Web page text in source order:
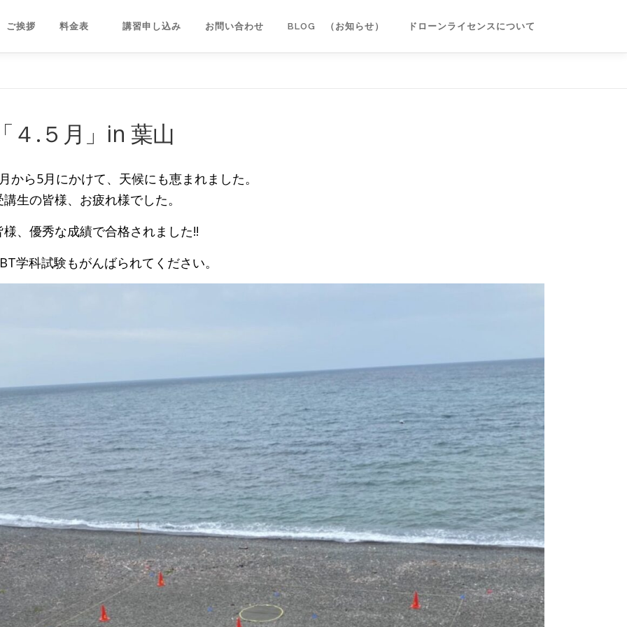
ご挨拶 料金表 講習申し込み お問い合わせ BLOG （お知らせ） ドローンライセンスについて
４.５月」in 葉山
から5月にかけて、天候にも恵まれました。
講生の皆様、お疲れ様でした。
様、優秀な成績で合格されました!!
学科試験もがんばられてください。